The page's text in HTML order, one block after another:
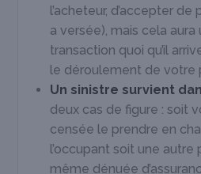
l’acheteur, d’accepter de
a versée), mais cela aura
transaction quoi qu’il
le déroulement de votre
Un sinistre survient
deux cas de figure : soit
censée le prendre en
l’occupant soit une
même dénuée